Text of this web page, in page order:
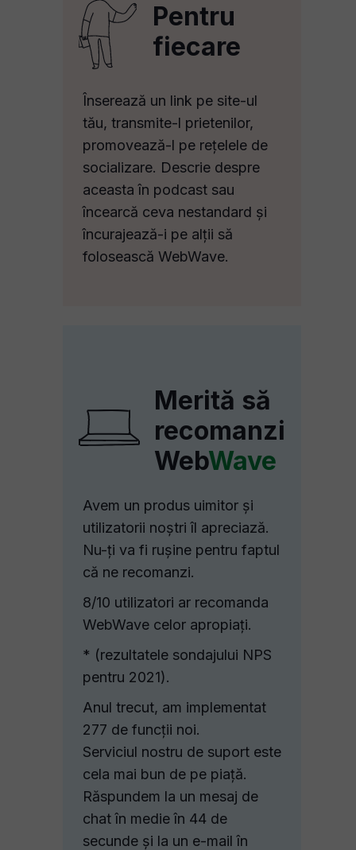
Înserează un link pe site-ul
tău, transmite-l prietenilor,
promovează-l pe rețelele de
socializare. Descrie despre
aceasta în podcast sau
încearcă ceva nestandard și
încurajează-i pe alții să
folosească WebWave.
Pentru
fiecare
Avem un produs uimitor și
utilizatorii noștri îl apreciază.
Nu-ți va fi rușine pentru faptul
că ne recomanzi.
8/10 utilizatori ar recomanda
WebWave celor apropiați.
* (rezultatele sondajului NPS
pentru 2021).
Anul trecut, am implementat
277 de funcții noi.
Serviciul nostru de suport este
cela mai bun de pe piață.
Răspundem la un mesaj de
chat în medie în 44 de
secunde și la un e-mail în
Merită să
recomanzi
WebWave